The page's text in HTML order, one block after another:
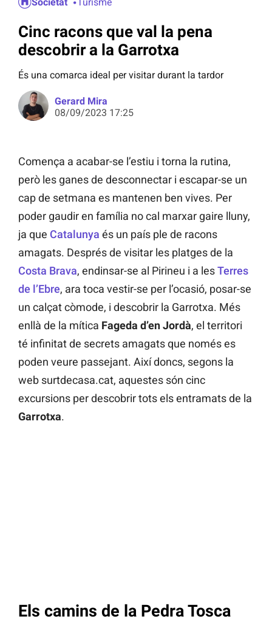
Cinc racons que val la pena
descobrir a la Garrotxa
És una comarca ideal per visitar durant la tardor
Gerard Mira
08/09/2023 17:25
Comença a acabar-se l’estiu i torna la rutina,
però les ganes de desconnectar i escapar-se un
cap de setmana es mantenen ben vives. Per
poder gaudir en família no cal marxar gaire lluny,
ja que Catalunya és un país ple de racons
amagats. Després de visitar les platges de la
Costa Brava, endinsar-se al Pirineu i a lesTerres
de l’Ebre, ara toca vestir-se per l’ocasió, posar-se
un calçat còmode, i descobrir la Garrotxa. Més
enllà de la mítica Fageda d’en Jordà, el territori
té infinitat de secrets amagats que només es
poden veure passejant. Així doncs, segons la
web surtdecasa.cat, aquestes són cinc
excursions per descobrir tots els entramats de la
Garrotxa.
Els camins de la Pedra Tosca